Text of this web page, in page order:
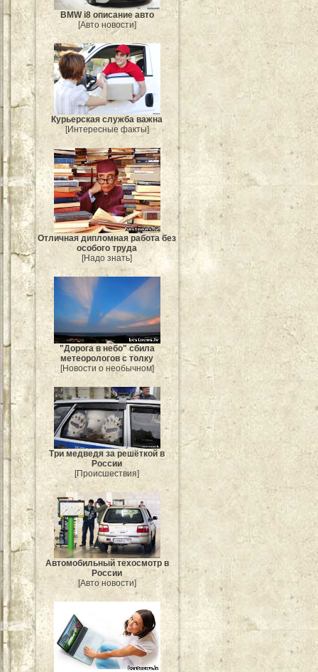
BMW i8 описание авто
[Авто новости]
Курьерская служба важна
[Интересные факты]
Отличная дипломная работа без
особого труда
[Надо знать]
"Дорога в небо" сбила
метеорологов с толку
[Новости о необычном]
Три медведя за решёткой в
России
[Происшествия]
Автомобильный техосмотр в
России
[Авто новости]